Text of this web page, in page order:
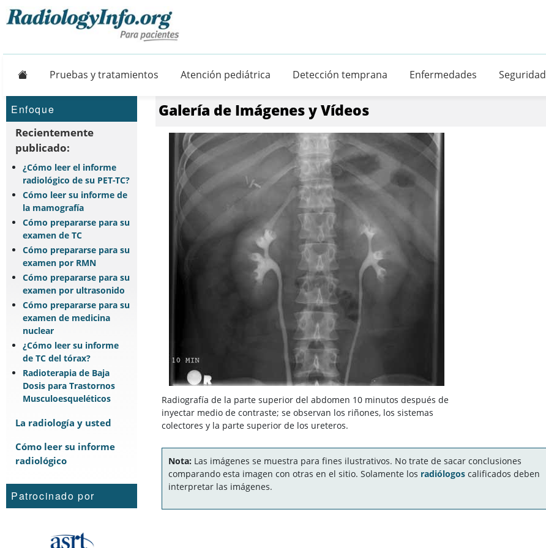
Pruebas y tratamientos Atención pediátrica Detección temprana Enfermedades Seguridad
Enfoque
Recientemente
publicado:
¿Cómo leer el informe
radiológico de su PET-TC?
Cómo leer su informe de
la mamografía
Cómo prepararse para su
examen de TC
Cómo prepararse para su
examen por RMN
Cómo prepararse para su
examen por ultrasonido
Cómo prepararse para su
examen de medicina
nuclear
¿Cómo leer su informe
de TC del tórax?
Radioterapia de Baja
Dosis para Trastornos
Musculoesqueléticos
La radiología y usted
Cómo leer su informe
radiológico
Patrocinado por
Galería de Imágenes y Vídeos
Radiografía de la parte superior del abdomen 10 minutos después de
inyectar medio de contraste; se observan los riñones, los sistemas
colectores y la parte superior de los ureteros.
Nota: Las imágenes se muestra para fines ilustrativos. No trate de sacar conclusiones
comparando esta imagen con otras en el sitio. Solamente los radiólogos calificados deben
interpretar las imágenes.